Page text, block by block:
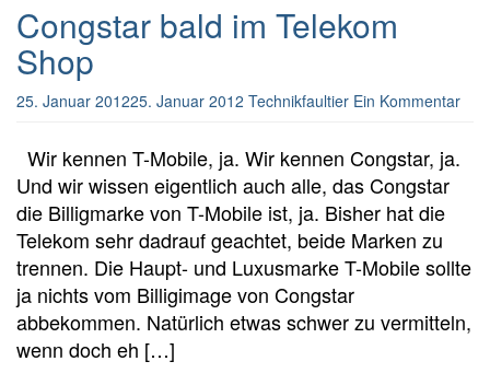
Congstar bald im Telekom
Shop
25. Januar 201225. Januar 2012 Technikfaultier Ein Kommentar
Wir kennen T-Mobile, ja. Wir kennen Congstar, ja.
Und wir wissen eigentlich auch alle, das Congstar
die Billigmarke von T-Mobile ist, ja. Bisher hat die
Telekom sehr dadrauf geachtet, beide Marken zu
trennen. Die Haupt- und Luxusmarke T-Mobile sollte
ja nichts vom Billigimage von Congstar
abbekommen. Natürlich etwas schwer zu vermitteln,
wenn doch eh […]